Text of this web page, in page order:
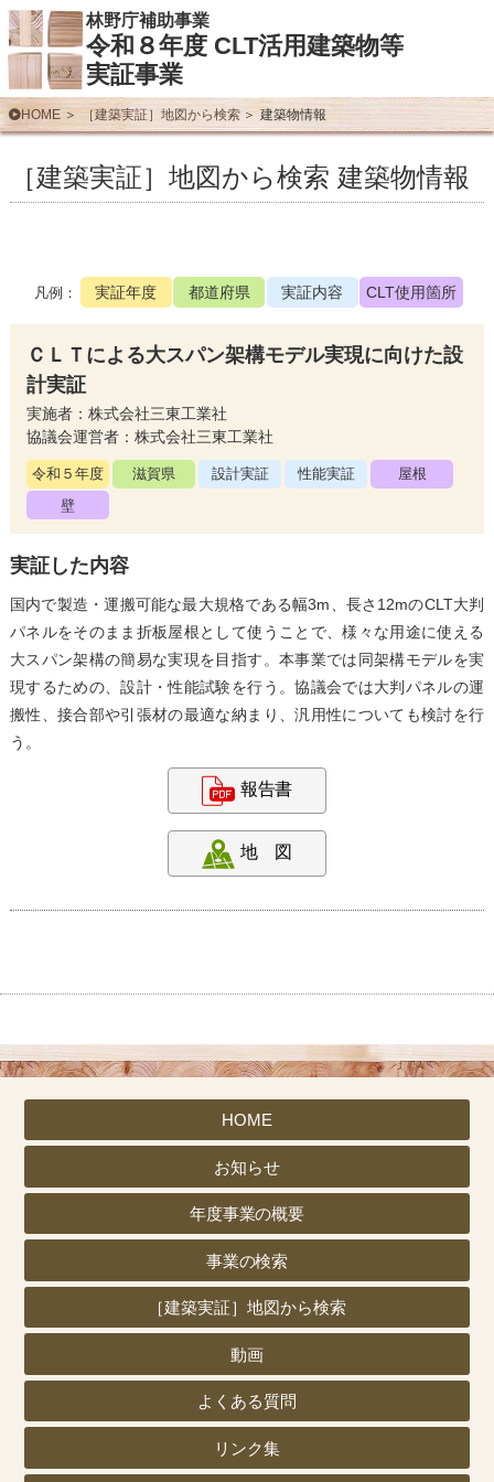
林野庁補助事業
令和８年度 CLT活用建築物等
実証事業
HOME ［建築実証］地図から検索 建築物情報
［建築実証］地図から検索 建築物情報
凡例： 実証年度 都道府県 実証内容 CLT使用箇所
ＣＬＴによる大スパン架構モデル実現に向けた設
計実証
実施者：株式会社三東工業社
協議会運営者：株式会社三東工業社
令和５年度 滋賀県 設計実証 性能実証
屋根
壁
実証した内容
国内で製造・運搬可能な最大規格である幅3m、長さ12mのCLT大判
パネルをそのまま折板屋根として使うことで、様々な用途に使える
大スパン架構の簡易な実現を目指す。本事業では同架構モデルを実
現するための、設計・性能試験を行う。協議会では大判パネルの運
搬性、接合部や引張材の最適な納まり、汎用性についても検討を行
う。
HOME
お知らせ
年度事業の概要
事業の検索
［建築実証］地図から検索
動画
よくある質問
リンク集